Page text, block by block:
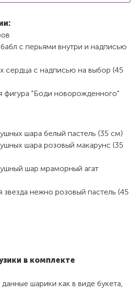
с перьями внутри и надписью
сердца с надписью на выбор (45
фигура "Боди новорожденного"
шара белый пастель (35 см)
шара розовый макарунс (35
шар мраморный агат
звезда нежно розовый пастель (45
в комплекте
шарики как в виде букета,